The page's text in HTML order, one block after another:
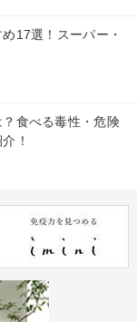
17選！スーパー・
食べる毒性・危険
！